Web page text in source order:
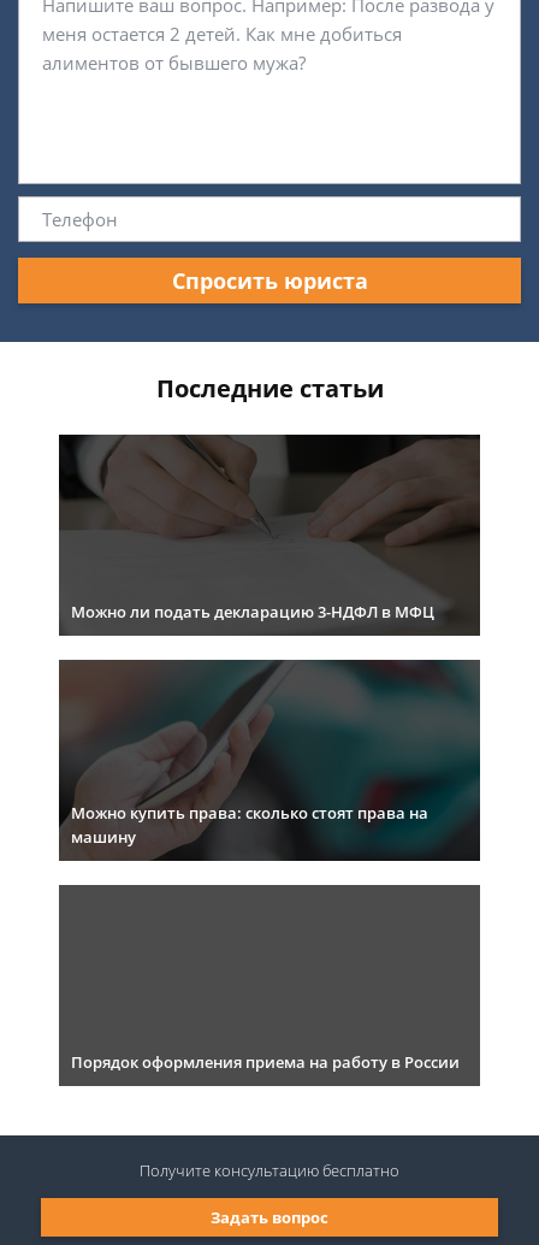
Спросить юриста
Последние статьи
Можно ли подать декларацию 3-НДФЛ в МФЦ
Можно купить права: сколько стоят права на
машину
Порядок оформления приема на работу в России
Задать вопрос
Получите консультациюбесплатно